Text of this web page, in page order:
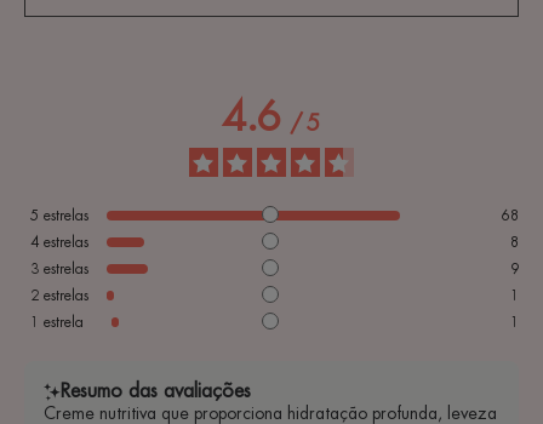
4.6 / 5
5 estrelas
68
4 estrelas
8
3 estrelas
9
2 estrelas
estrela
Resumo das avaliações
Creme nutritiva que proporciona hidratação profunda, leveza